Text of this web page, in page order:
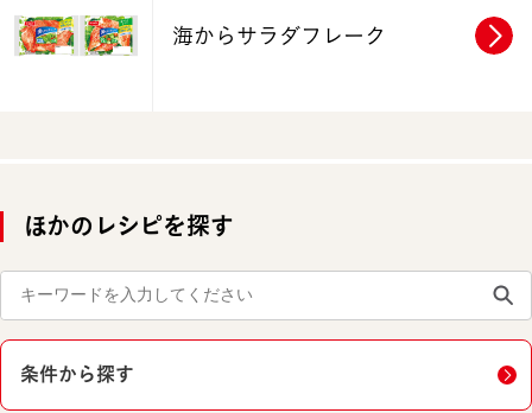
海からサラダフレーク
ほかのレシピを探す
条件から探す